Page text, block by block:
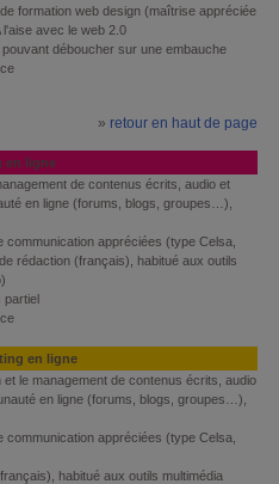
formation web design (maîtrise appréciée
l'aise avec le web 2.0
déboucher sur une embauche
» retour en haut de page
en ligne
de contenus écrits, audio et
en ligne (forums, blogs, groupes…),
communication appréciées (type Celsa,
rédaction (français), habitué aux outils
partiel
en ligne
le management de contenus écrits, audio
en ligne (forums, blogs, groupes…),
communication appréciées (type Celsa,
habitué aux outils multimédia